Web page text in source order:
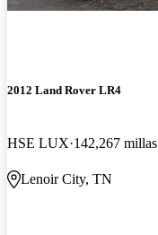
2012 Land Rover LR4
HSE LUX 142,267 millas
Lenoir City, TN